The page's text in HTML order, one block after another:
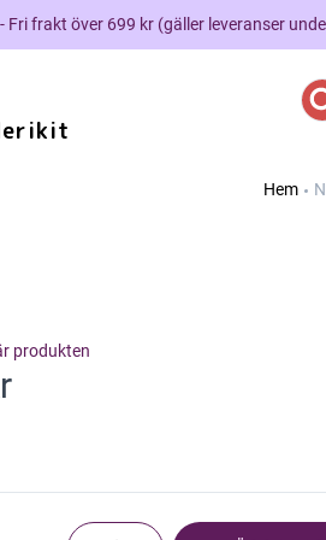
Fri frakt över 699 kr (gäller leveranser
Hem
produkten